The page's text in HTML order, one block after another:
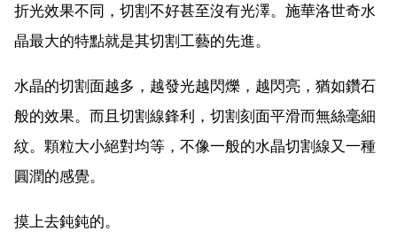
折光效果不同，切割不好甚至沒有光澤。施華洛世奇水
晶最大的特點就是其切割工藝的先進。
水晶的切割面越多，越發光越閃爍，越閃亮，猶如鑽石
般的效果。而且切割線鋒利，切割刻面平滑而無絲毫細
紋。顆粒大小絕對均等，不像一般的水晶切割線又一種
圓潤的感覺。
摸上去鈍鈍的。